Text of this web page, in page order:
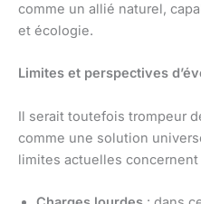
comme un allié naturel,
et écologie.
Limites et perspectives
Il serait toutefois trompeur
comme une solution
limites actuelles